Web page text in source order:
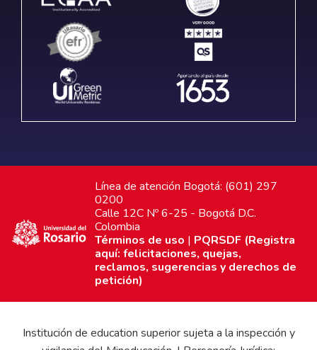
Línea de atención Bogotá: (601) 297
0200
Calle 12C Nº 6-25 - Bogotá D.C.
Colombia
Términos de uso | PQRSDF (Registra
aquí: felicitaciones, quejas,
reclamos, sugerencias y derechos de
petición)
Institución de education superior sujeta a la inspección y